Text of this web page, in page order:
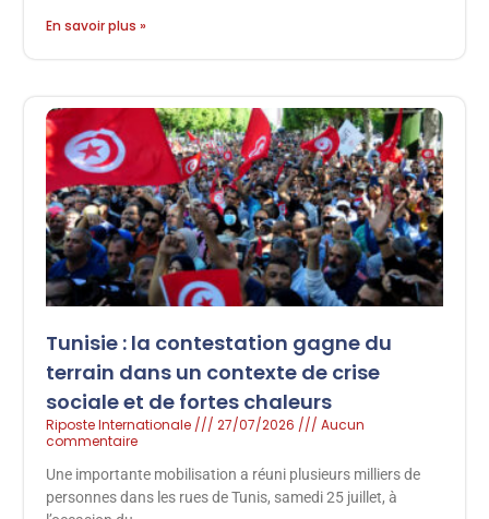
En savoir plus »
Tunisie : la contestation gagne du
terrain dans un contexte de crise
sociale et de fortes chaleurs
Riposte Internationale 27/07/2026
Aucun
commentaire
Une importante mobilisation a réuni plusieurs milliers de
personnes dans les rues de Tunis, samedi 25 juillet, à